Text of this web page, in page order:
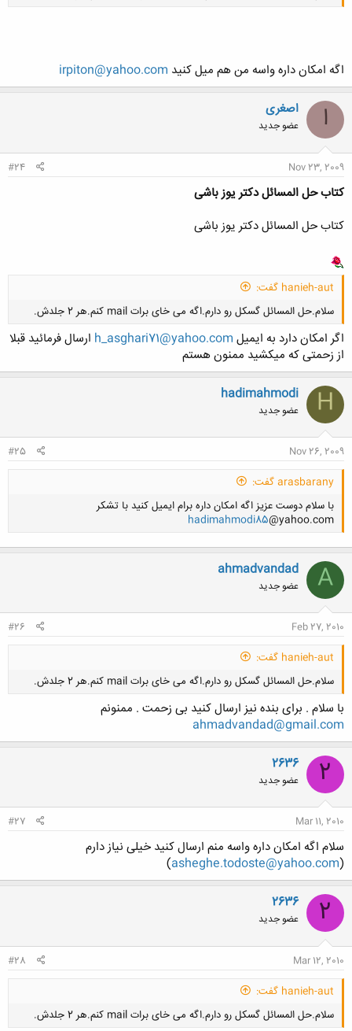
اگه امكان داره واسه من هم ميل كنيد irpiton@yahoo.com
ا اصغری
عضو جدید
Nov 23, 2009
#24
کتاب حل المسائل دکتر یوز باشی
کتاب حل المسائل دکتر یوز باشی
hanieh-aut گفت:
سلام.حل المسائل گسکل رو دارم.اگه می خای برات mail کنم.هر 2 جلدش.
اگر امکان دارد به ایمیل h_asghari71@yahoo.com ارسال فرمائید قبلا
از زحمتی که میکشید ممنون هستم
H
hadimahmodi
عضو جدید
Nov 26, 2009
#25
arasbarany گفت:
با سلام دوست عزيز اگه امكان داره برام ايميل كنيد با تشكر
hadimahmodi85@yahoo.com
کلیک کنید تا باز شود...
A
ahmadvandad
عضو جدید
Feb 27, 2010
#26
hanieh-aut گفت:
سلام.حل المسائل گسکل رو دارم.اگه می خای برات mail کنم.هر 2 جلدش.
با سلام . برای بنده نیز ارسال کنید بی زحمت . ممنونم
ahmadvandad@gmail.com
2
2636
عضو جدید
Mar 11, 2010
#27
سلام اگه امکان داره واسه منم ارسال کنید خیلی نیاز دارم
(
asheghe.todoste@yahoo.com
)
2
2636
عضو جدید
Mar 12, 2010
#28
hanieh-aut گفت:
سلام.حل المسائل گسکل رو دارم.اگه می خای برات mail کنم.هر 2 جلدش.